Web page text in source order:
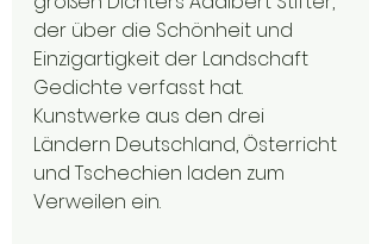
der über die Schönheit und
Einzigartigkeit der Landschaft
Gedichte verfasst hat.
Kunstwerke aus den drei
Ländern Deutschland, Österricht
und Tschechien laden zum
Verweilen ein.